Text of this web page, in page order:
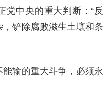
党中央的重大判断：“反
铲除腐败滋生土壤和条
输的重大斗争，必须永